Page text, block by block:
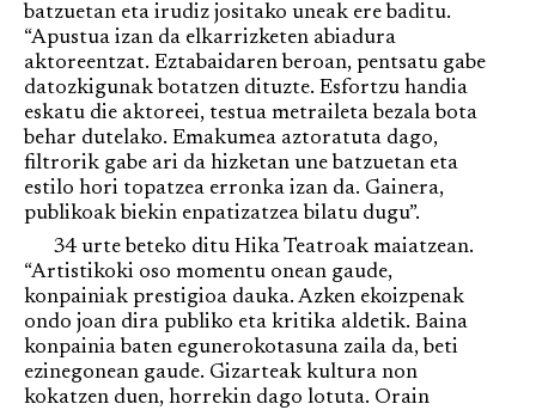
batzuetan eta irudiz jositako uneak ere baditu.
“Apustua izan da elkarrizketen abiadura
aktoreentzat. Eztabaidaren beroan, pentsatu gabe
datozkigunak botatzen dituzte. Esfortzu handia
eskatu die aktoreei, testua metraileta bezala bota
behar dutelako. Emakumea aztoratuta dago,
filtrorik gabe ari da hizketan une batzuetan eta
estilo hori topatzea erronka izan da. Gainera,
publikoak biekin enpatizatzea bilatu dugu”.
34 urte beteko ditu Hika Teatroak maiatzean.
“Artistikoki oso momentu onean gaude,
konpainiak prestigioa dauka. Azken ekoizpenak
ondo joan dira publiko eta kritika aldetik. Baina
konpainia baten egunerokotasuna zaila da, beti
ezinegonean gaude. Gizarteak kultura non
kokatzen duen, horrekin dago lotuta. Orain